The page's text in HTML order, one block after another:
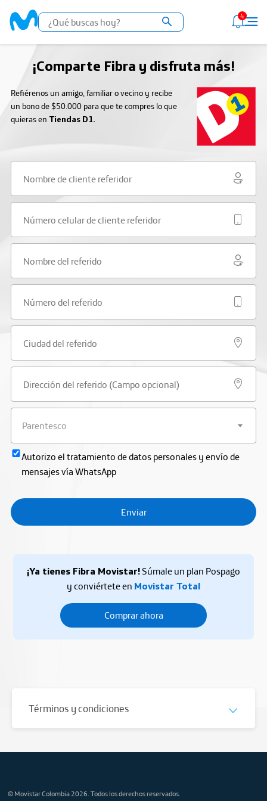
4
¡Comparte Fibra y disfruta más!
Refiérenos un amigo, familiar o vecino y recibe
un bono de $50.000 para que te compres lo que
quieras en Tiendas D1.
Parentesco
Autorizo el tratamiento de datos personales y envío de
mensajes vía WhatsApp
Enviar
¡Ya tienes Fibra Movistar! Súmale un plan Pospago
y conviértete en Movistar Total
Comprar ahora
Términos y condiciones
© Movistar Colombia 2026. Todos los derechos reservados.